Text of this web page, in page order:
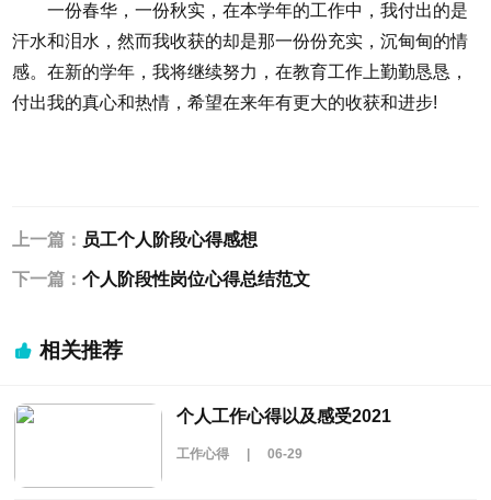
一份春华，一份秋实，在本学年的工作中，我付出的是
汗水和泪水，然而我收获的却是那一份份充实，沉甸甸的情
感。在新的学年，我将继续努力，在教育工作上勤勤恳恳，
付出我的真心和热情，希望在来年有更大的收获和进步!
上一篇： 员工个人阶段心得感想
下一篇：个人阶段性岗位心得总结范文
相关推荐
个人工作心得以及感受2021
工作心得 06-29